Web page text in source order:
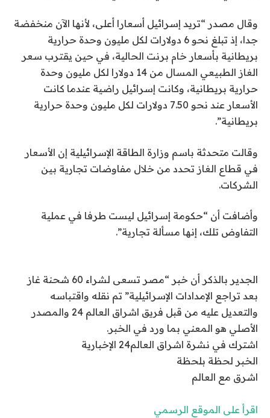
وقال مصدر “تريد إسرائيل أسعارا أعلى، لأنها الآن منخفضة
جدا، إذ تبلغ نحو 6 دولارات لكل مليون وحدة حرارية
بريطانية بأسعار خام برنت الحالية، في حين يقترب سعر
الغاز الطبيعي المسال من 14 دولارا لكل مليون وحدة
حرارية بريطانية، وكانت إسرائيل راضية عندما كانت
الأسعار عند نحو 7.50 دولارات لكل مليون وحدة حرارية
بريطانية”.
وقالت متحدثة باسم وزارة الطاقة الإسرائيلية إن الأسعار
في قطاع الغاز تحدد من خلال مفاوضات تجارية بين
الشركات.
وأضافت أن “حكومة إسرائيل ليست طرفا في عملية
التفاوض تلك، إنها مسألة تجارية”.
الجدير بالذكر أن خبر “مصر تسعى لشراء 60 شحنة غاز
بعد تراجع الإمدادات الإسرائيلية” تم نقله واقتباسه
والتعديل عليه من قبل فريق اشراق العالم 24 والمصدر
الأصلي هو المعني بما ورد في الخبر.
اشترك في نشرة اشراق العالم24 الإخبارية
الخبر لحظة بلحظة
اشرق مع العالم
اقرأ على الموقع الرسمي